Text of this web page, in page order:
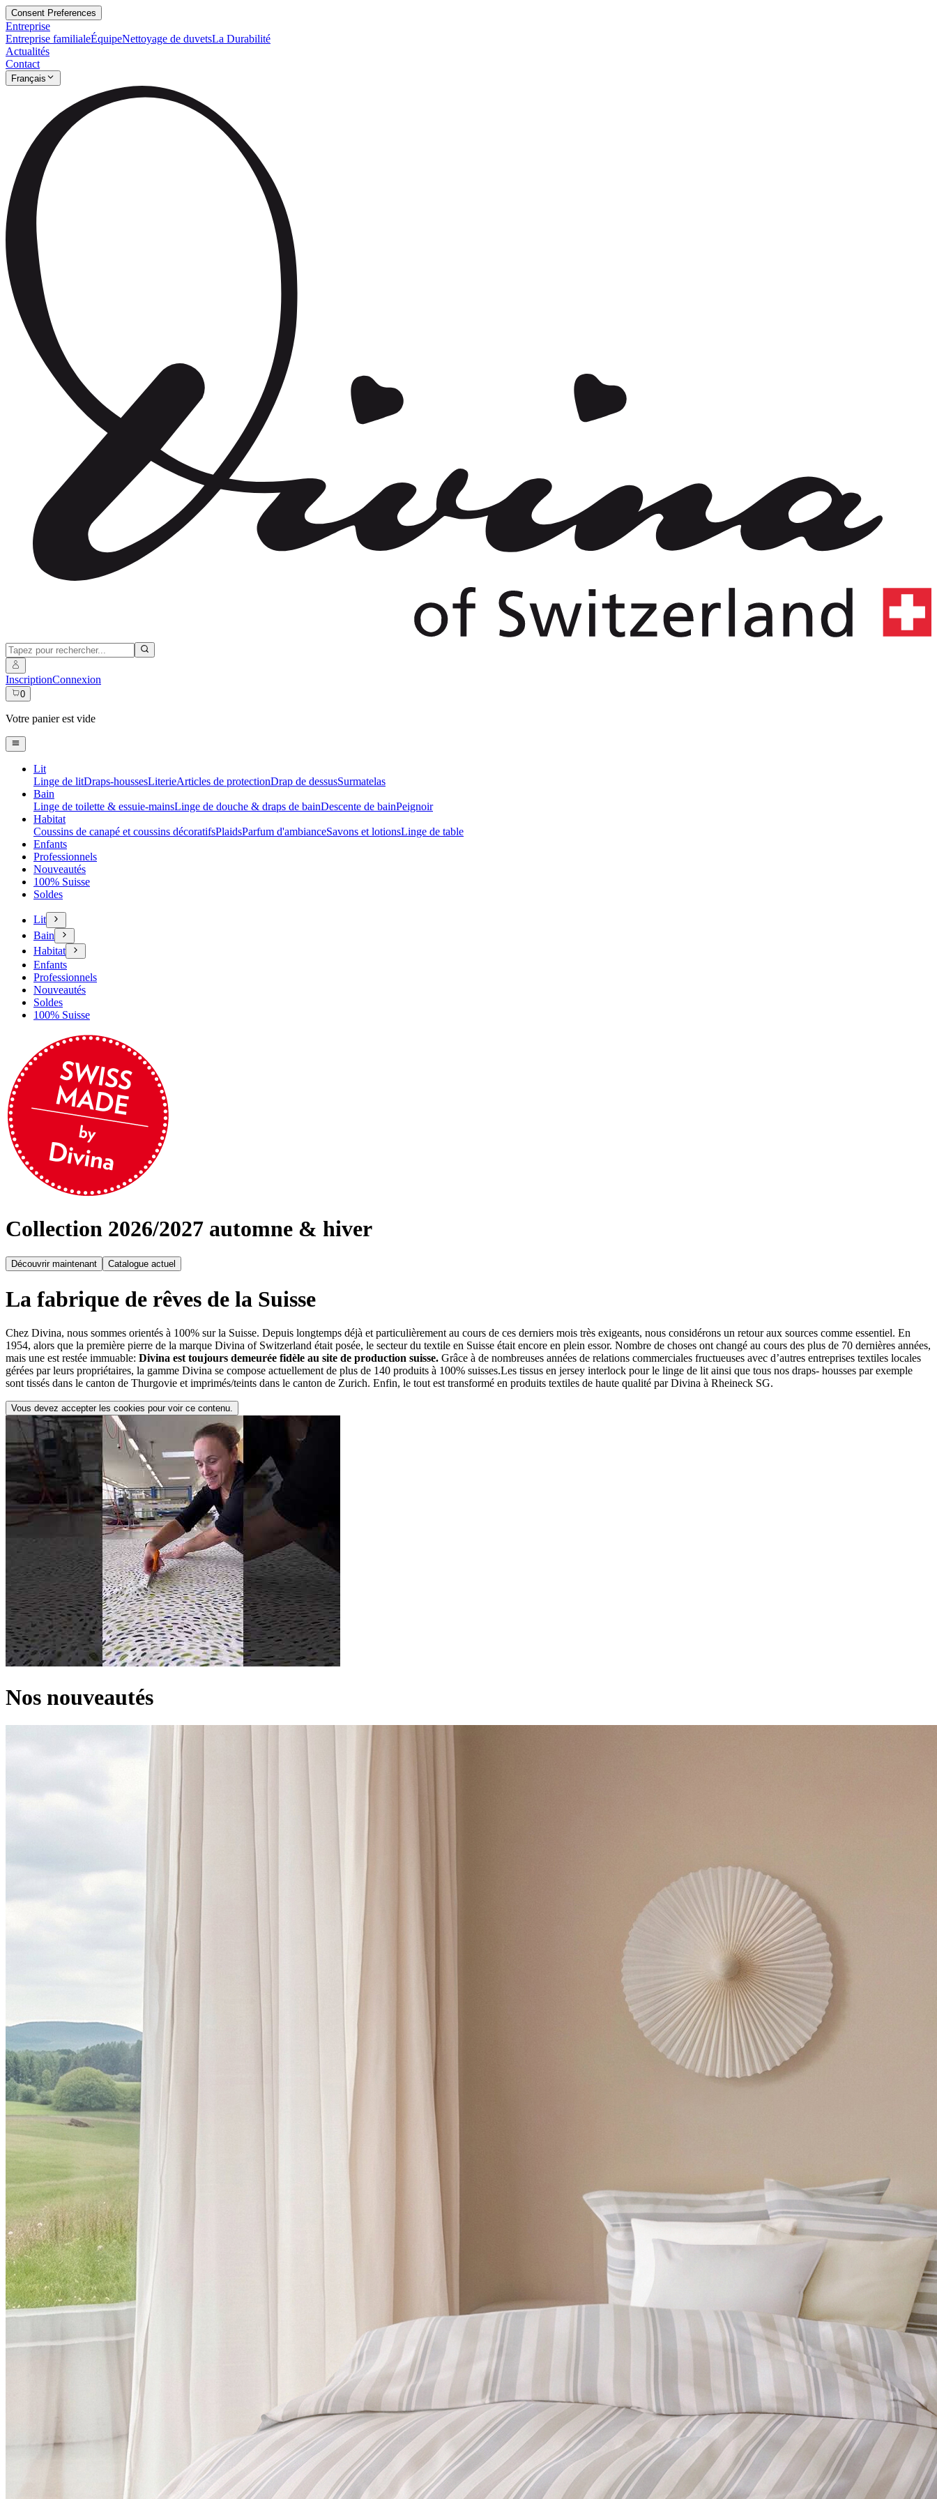
Consent Preferences
Entreprise
Entreprise familialeÉquipeNettoyage de duvetsLa Durabilité
Actualités
Contact
Français
InscriptionConnexion
0
Votre panier est vide
Lit
Linge de litDraps-houssesLiterieArticles de protectionDrap de dessusSurmatelas
Bain
Linge de toilette & essuie-mainsLinge de douche & draps de bainDescente de bainPeignoir
Habitat
Coussins de canapé et coussins décoratifsPlaidsParfum d'ambianceSavons et lotionsLinge de table
Enfants
Professionnels
Nouveautés
100% Suisse
Soldes
Lit
Bain
Habitat
Enfants
Professionnels
Nouveautés
Soldes
100% Suisse
Collection 2026/2027 automne & hiver
Découvrir maintenant Catalogue actuel
La fabrique de rêves de la Suisse
Chez Divina, nous sommes orientés à 100% sur la Suisse. Depuis longtemps déjà et particulièrement au cours de ces derniers mois très exigeants, nous considérons un retour aux sources comme essentiel. En
1954, alors que la première pierre de la marque Divina of Switzerland était posée, le secteur du textile en Suisse était encore en plein essor. Nombre de choses ont changé au cours des plus de 70 dernières années,
mais une est restée immuable: Divina est toujours demeurée fidèle au site de production suisse. Grâce à de nombreuses années de relations commerciales fructueuses avec d’autres entreprises textiles locales
gérées par leurs propriétaires, la gamme Divina se compose actuellement de plus de 140 produits à 100% suisses.Les tissus en jersey interlock pour le linge de lit ainsi que tous nos draps- housses par exemple
sont tissés dans le canton de Thurgovie et imprimés/teints dans le canton de Zurich. Enfin, le tout est transformé en produits textiles de haute qualité par Divina à Rheineck SG.
Vous devez accepter les cookies pour voir ce contenu.
Nos nouveautés